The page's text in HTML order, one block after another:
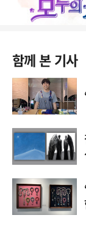
함께 본 기사